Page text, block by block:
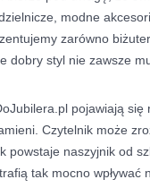
modne
zarówno
dobry styl nie zawsze
pojawiają
Czytelnik może
powstaje naszyjnik od
tak mocno wpływać